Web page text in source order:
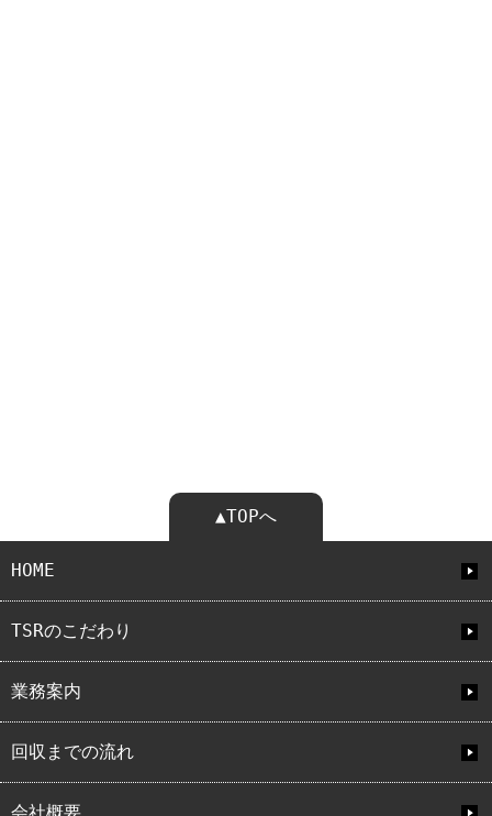
▲TOPへ
HOME
TSRのこだわり
業務案内
回収までの流れ